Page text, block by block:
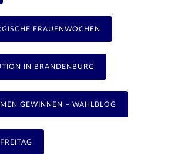
FRAUENWOCHEN
IN BRANDENBURG
GEWINNEN – WAHLBLOG